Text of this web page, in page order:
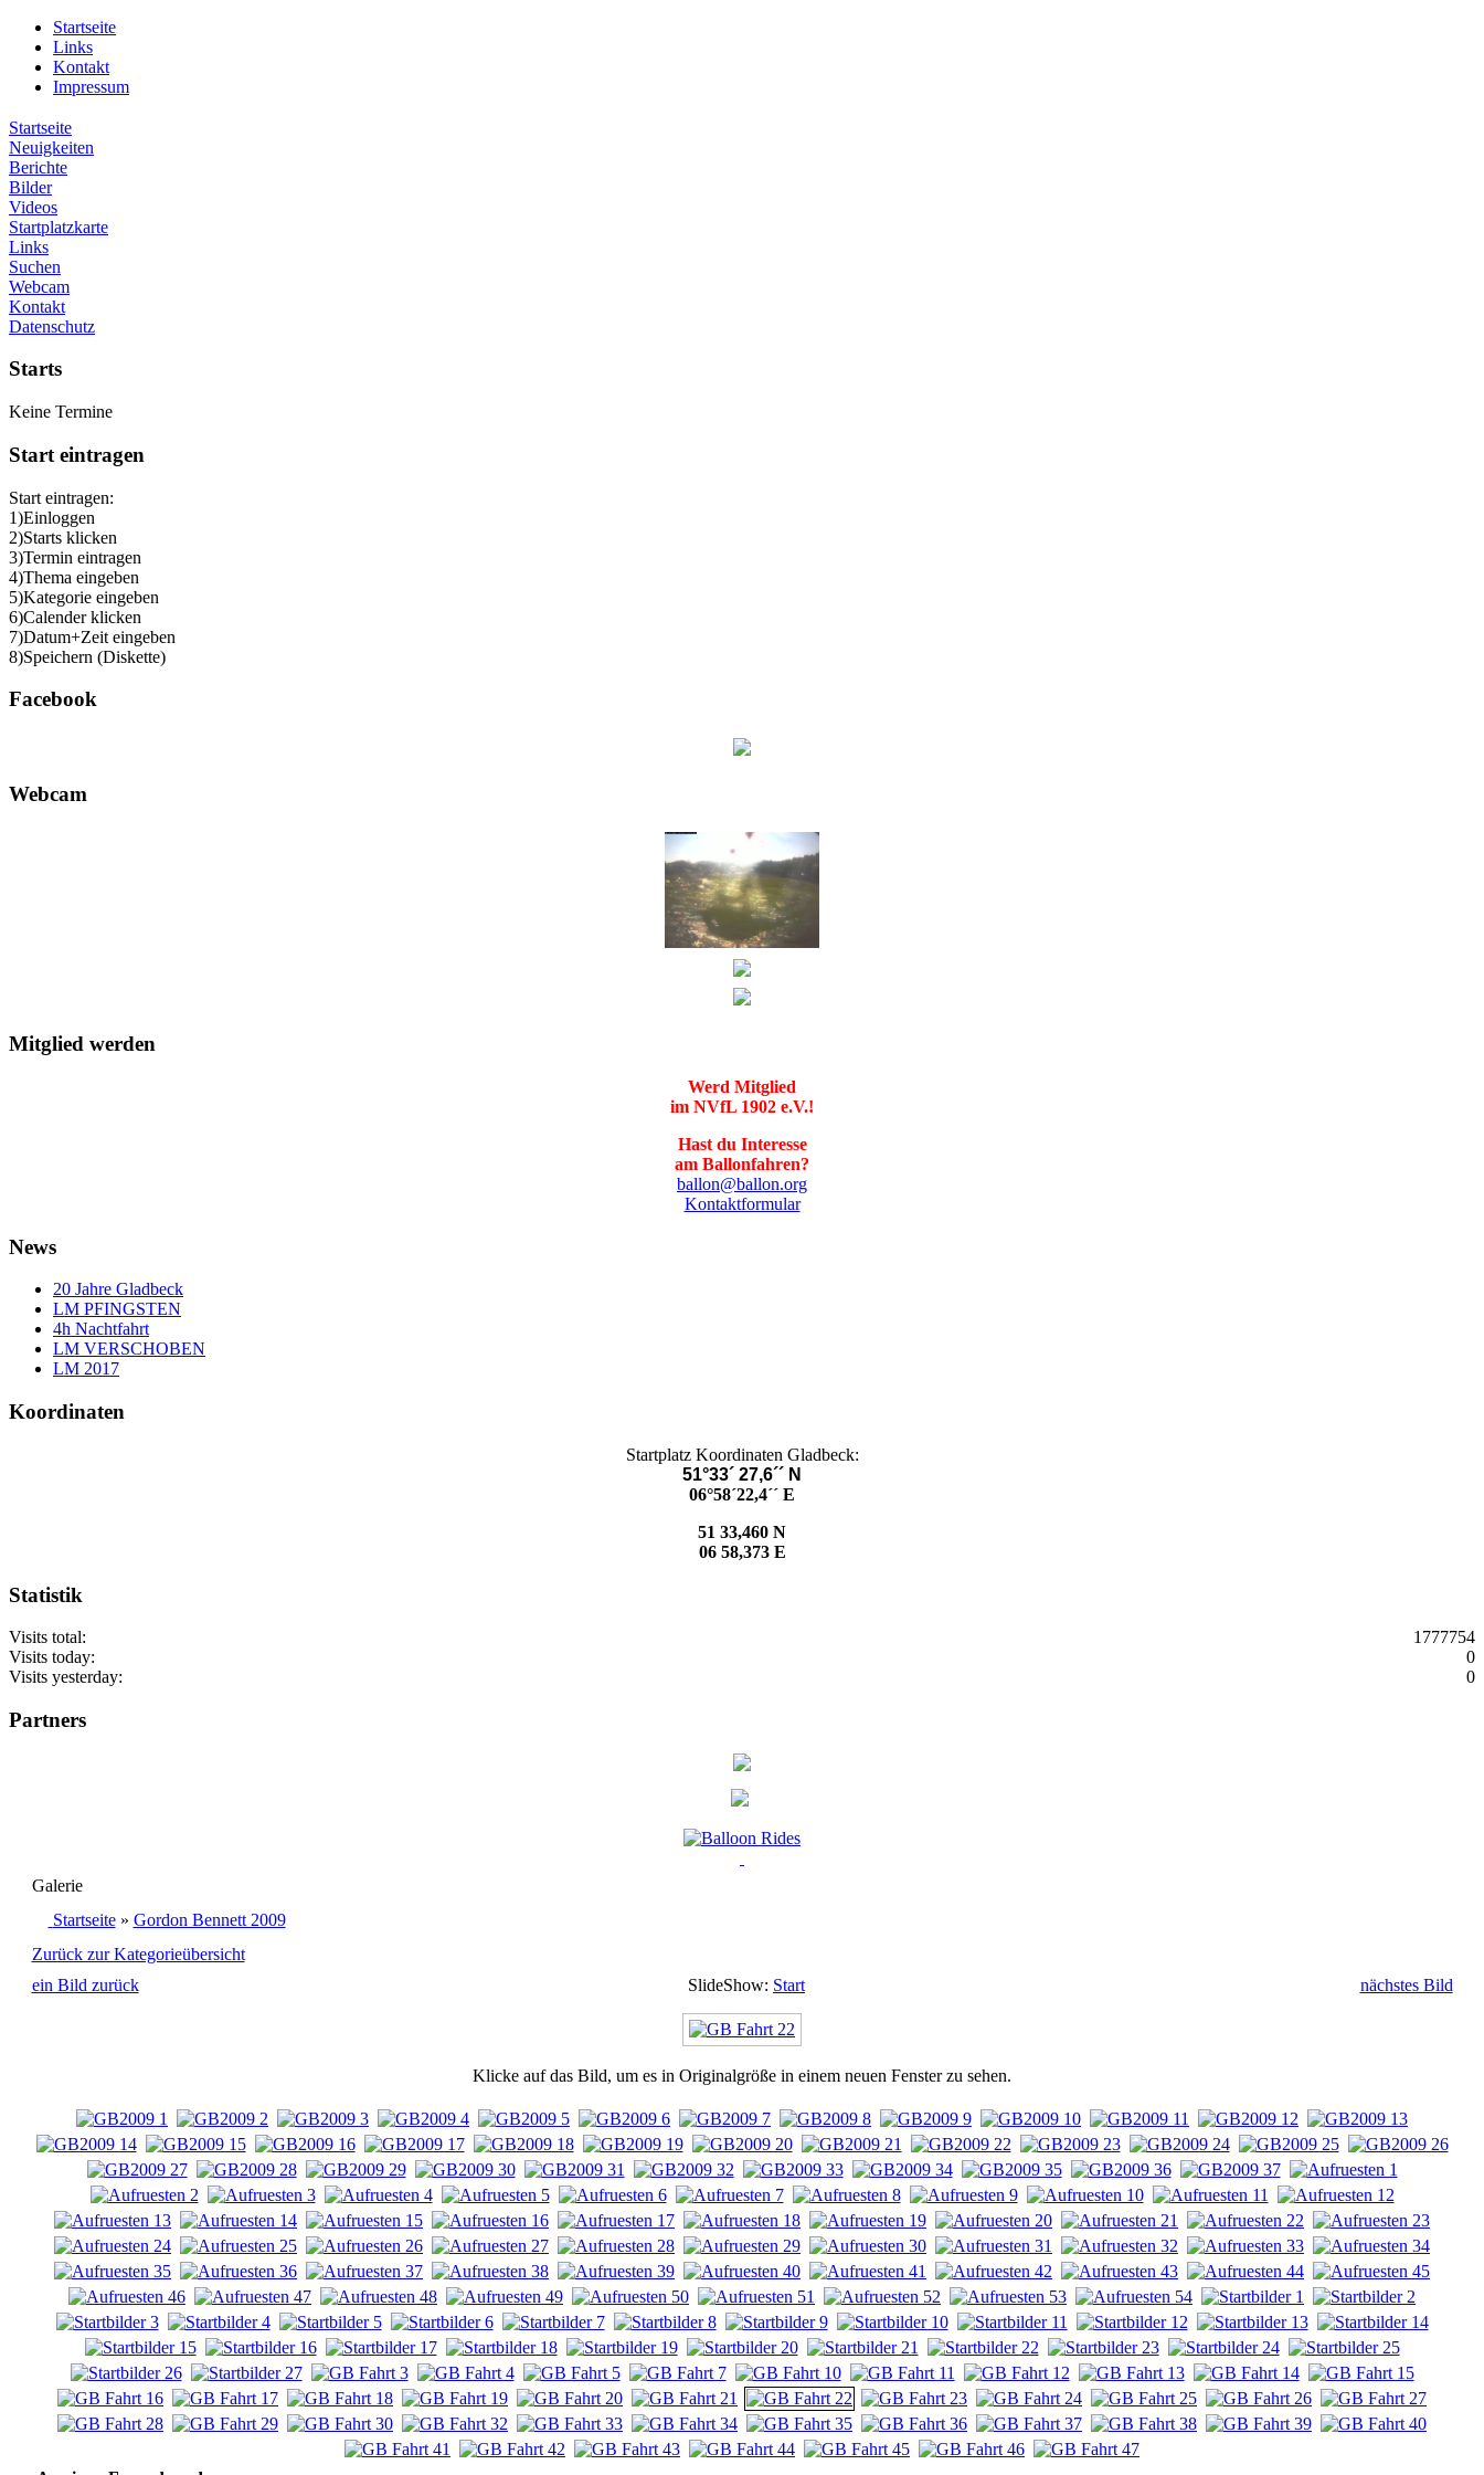
Startseite
Links
Kontakt
Impressum
Startseite
Neuigkeiten
Berichte
Bilder
Videos
Startplatzkarte
Links
Suchen
Webcam
Kontakt
Datenschutz
Starts
Keine Termine
Start eintragen
Start eintragen:
1)Einloggen
2)Starts klicken
3)Termin eintragen
4)Thema eingeben
5)Kategorie eingeben
6)Calender klicken
7)Datum+Zeit eingeben
8)Speichern (Diskette)
Facebook
Webcam
Mitglied werden
Werd Mitglied
im NVfL 1902 e.V.!
Hast du Interesse
am Ballonfahren?
ballon@ballon.org
Kontaktformular
News
20 Jahre Gladbeck
LM PFINGSTEN
4h Nachtfahrt
LM VERSCHOBEN
LM 2017
Koordinaten
Startplatz Koordinaten Gladbeck:
51°33´ 27,6´´ N
06°58´22,4´´ E
51 33,460 N
06 58,373 E
Statistik
Visits total:
1777754
Visits today:
0
Visits yesterday:
0
Partners
Galerie
Startseite» Gordon Bennett 2009
Zurück zur Kategorieübersicht
ein Bild zurück
SlideShow: Start nächstes Bild
Klicke auf das Bild, um es in Originalgröße in einem neuen Fenster zu sehen.